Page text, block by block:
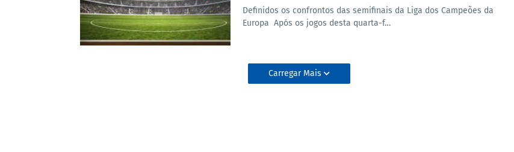
Definidos os confrontos das semifinais da Liga dos Campeões da
Europa Após os jogos desta quarta-f…
Carregar Mais